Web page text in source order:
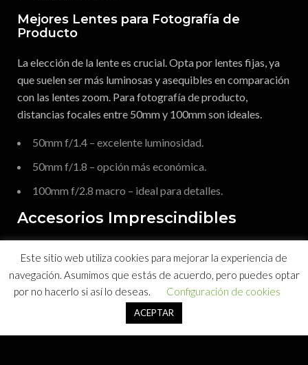
Mejores Lentes para Fotografía de
Producto
La elección de la lente es crucial. Opta por lentes fijas, ya
que suelen ser más luminosas y asequibles en comparación
con las lentes zoom. Para fotografía de producto,
distancias focales entre 50mm y 100mm son ideales.
50mm f/1.4 – excelente luminosidad.
50mm f/1.8 – opción más económica.
100mm f/2.8 macro – ideal para detalles.
Accesorios Imprescindibles
fotografía de producto se incluyen:
Caja de luz: ideal para realizar composiciones simples
Fondos:considera tener fondos blancos y negros para
Este sitio web utiliza cookies para mejorar la experiencia de
navegación. Asumimos que estás de acuerdo, pero puedes optar
por no hacerlo si así lo deseas.
Configuración de cookies
ACEPTAR